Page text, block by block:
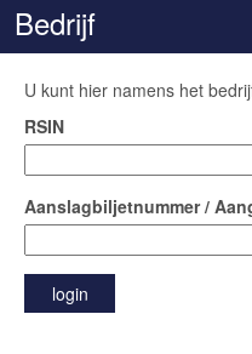
Bedrijf
U kunt hier namens het
RSIN
Aanslagbiljetnummer /